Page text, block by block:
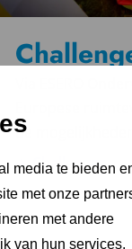
media te bieden
met onze
met andere
van hun services.
Via ESERO
Europese
de mogelijkheden.
Challenges